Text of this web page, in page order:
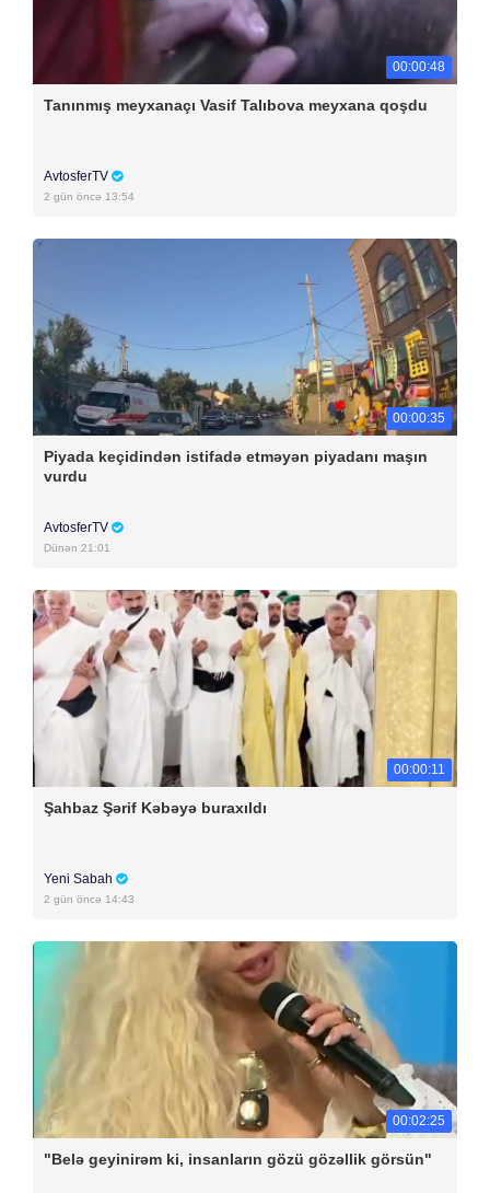
00:00:48
Tanınmış meyxanaçı Vasif Talıbova meyxana qoşdu
AvtosferTV
2 gün öncə 13:54
00:00:35
Piyada keçidindən istifadə etməyən piyadanı maşın
vurdu
AvtosferTV
Dünən 21:01
00:00:11
Şahbaz Şərif Kəbəyə buraxıldı
Yeni Sabah
2 gün öncə 14:43
00:02:25
"Belə geyinirəm ki, insanların gözü gözəllik görsün"